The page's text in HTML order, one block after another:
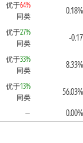
优于64%
同类
0.18%
优于27%
同类
-0.17
优于33%
同类
8.33%
优于13%
同类
56.03%
— 0.00%